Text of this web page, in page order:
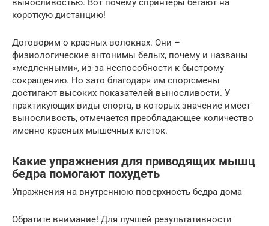
выносливостью. Вот почему спринтеры бегают на
короткую дистанцию!
Договорим о красных волокнах. Они –
физиологические антонимы белых, почему и названы
«медленными», из-за неспособности к быстрому
сокращению. Но зато благодаря им спортсмены
достигают высоких показателей выносливости. У
практикующих виды спорта, в которых значение имеет
выносливость, отмечается преобладающее количество
именно красных мышечных клеток.
Какие упражнения для приводящих мышц
бедра помогают похудеть
Упражнения на внутреннюю поверхность бедра дома
Обратите внимание! Для лучшей результативности